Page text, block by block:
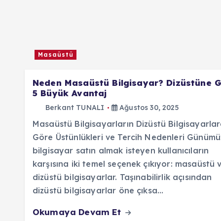
Masaüstü
Neden Masaüstü Bilgisayar? Dizüstüne
5 Büyük Avantaj
Berkant TUNALI Ağustos 30, 2025
Masaüstü Bilgisayarların Dizüstü
Göre Üstünlükleri ve Tercih Nedenleri
bilgisayar satın almak isteyen kullanıcıların
karşısına iki temel seçenek çıkıyor: masaüstü
dizüstü bilgisayarlar. Taşınabilirlik açısından
dizüstü bilgisayarlar öne çıksa…
Okumaya Devam Et